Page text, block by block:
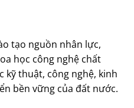
tạo nguồn nhân lực,
học công nghệ chất
kỹ thuật, công nghệ, kinh
bền vững của đất nước.